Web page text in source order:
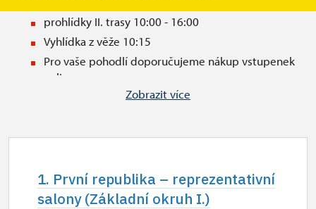
prohlídky II. trasy 10:00 - 16:00
Vyhlídka z věže 10:15
Pro vaše pohodlí doporučujeme nákup vstupenek
online
Zobrazit více
1. První republika – reprezentativní
salony (Základní okruh I.)